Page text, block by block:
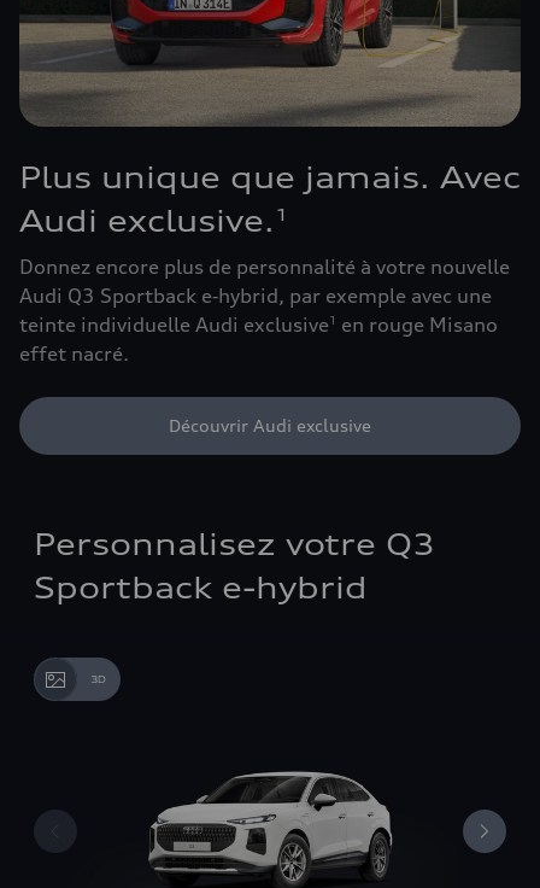
Plus unique que jamais. Avec
Audi exclusive. 1
Donnez encore plus de personnalité à votre nouvelle
Audi Q3 Sportback e‑hybrid, par exemple avec une
teinte individuelle Audi exclusive1
en rouge Misano
effet nacré.
Découvrir Audi exclusive
Personnalisez votre Q3
Sportback e-hybrid